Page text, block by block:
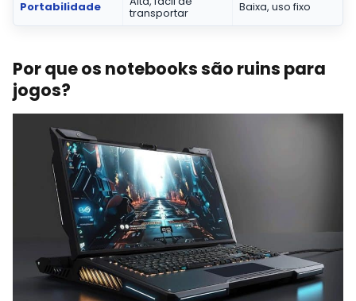
Portabilidade transportar Baixa, uso fixo
Por que os notebooks são ruins para
jogos?